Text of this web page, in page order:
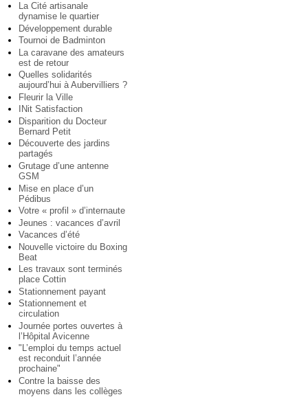
La Cité artisanale
dynamise le quartier
Développement durable
Tournoi de Badminton
La caravane des amateurs
est de retour
Quelles solidarités
aujourd’hui à Aubervilliers ?
Fleurir la Ville
INit Satisfaction
Disparition du Docteur
Bernard Petit
Découverte des jardins
partagés
Grutage d’une antenne
GSM
Mise en place d’un
Pédibus
Votre « profil » d’internaute
Jeunes : vacances d’avril
Vacances d’été
Nouvelle victoire du Boxing
Beat
Les travaux sont terminés
place Cottin
Stationnement payant
Stationnement et
circulation
Journée portes ouvertes à
l’Hôpital Avicenne
"L’emploi du temps actuel
est reconduit l’année
prochaine"
Contre la baisse des
moyens dans les collèges